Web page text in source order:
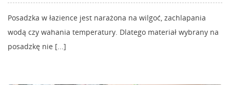
Posadzka w łazience jest narażona na wilgoć, zachlapania
wodą czy wahania temperatury. Dlatego materiał wybrany na
posadzkę nie [...]